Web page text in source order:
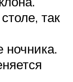
так
ночника.